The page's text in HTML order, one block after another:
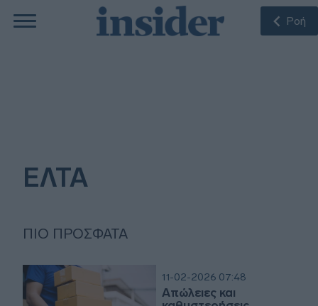
Ροή
ΕΛΤΑ
ΠΙΟ ΠΡΌΣΦΑΤΑ
11-02-2026 07:48
Απώλειες και